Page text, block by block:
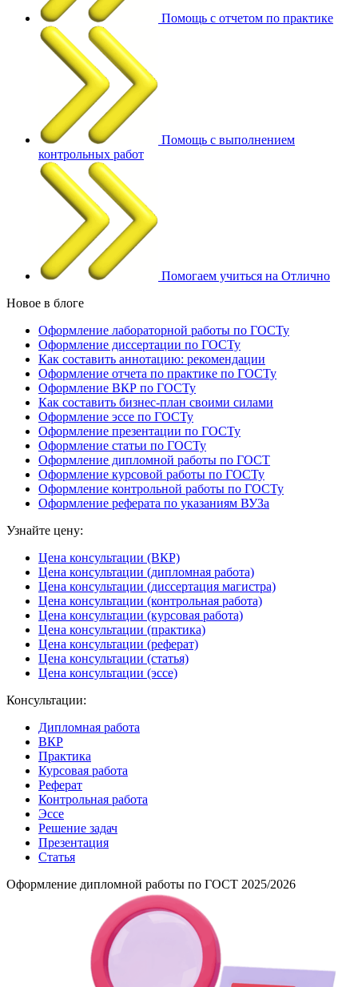
Помощь с отчетом по практике
Помощь с выполнением
контрольных работ
Помогаем учиться на Отлично
Новое в блоге
Оформление лабораторной работы по ГОСТу
Оформление диссертации по ГОСТу
Как составить аннотацию: рекомендации
Оформление отчета по практике по ГОСТу
Оформление ВКР по ГОСТу
Как составить бизнес-план своими силами
Оформление эссе по ГОСТу
Оформление презентации по ГОСТу
Оформление статьи по ГОСТу
Оформление дипломной работы по ГОСТ
Оформление курсовой работы по ГОСТу
Оформление контрольной работы по ГОСТу
Оформление реферата по указаниям ВУЗа
Узнайте цену:
Цена консультации (ВКР)
Цена консультации (дипломная работа)
Цена консультации (диссертация магистра)
Цена консультации (контрольная работа)
Цена консультации (курсовая работа)
Цена консультации (практика)
Цена консультации (реферат)
Цена консультации (статья)
Цена консультации (эссе)
Консультации:
Дипломная работа
ВКР
Практика
Курсовая работа
Реферат
Контрольная работа
Эссе
Решение задач
Презентация
Статья
Оформление дипломной работы по ГОСТ 2025/2026